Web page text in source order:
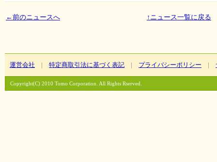
←前のニュースへ ↑ニュース一覧に戻る
運営会社 | 特定商取引法に基づく表記 | プライバシーポリシー |
Copyright(C) 2010 Tomo Corporation. All Rights Rserved.